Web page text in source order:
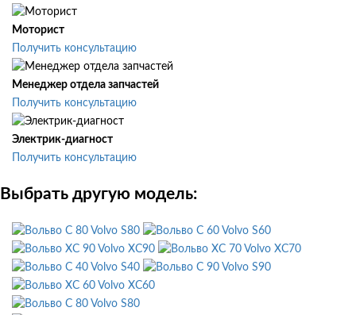
Моторист
Получить консультацию
Менеджер отдела запчастей
Получить консультацию
Электрик-диагност
Получить консультацию
Выбрать другую модель:
Volvo S80
Volvo S60
Volvo XC90
Volvo XC70
Volvo S40
Volvo S90
Volvo XC60
Volvo S80